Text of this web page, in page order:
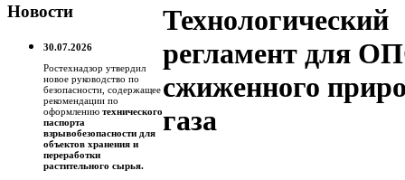
Новости
30.07.2026
Ростехнадзор утвердил
новое руководство по
безопасности, содержащее
рекомендации по
оформлению технического
паспорта
взрывобезопасности для
объектов хранения и
переработки
растительного сырья.
Технологический
регламент для
сжиженного
газа